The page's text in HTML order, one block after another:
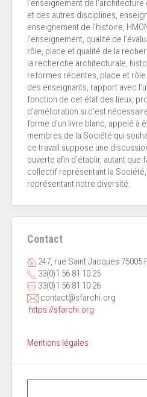
l’enseignement de
et des autres disciplines,
enseignement de l’histoire,
l’enseignement, qualité de
rôle, place et qualité de la
la recherche architecturale,
reformes récentes, place et
des enseignants, rapport avec
fonction de cet état des lieux,
d’amélioration si c’est
forme d’un livre blanc, appelé à
membres de la Société qui
ce travail suppose une
ouverte afin d’établir, autant que
collectif représentant la
représentant notre diversité.
Contact
247, rue Saint Jacques 75005
33(0)1 56 81 10 25
33(0)1 56 81 10 26
contact@sfarchi.org
https://sfarchi.org
Mentions légales